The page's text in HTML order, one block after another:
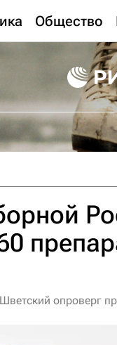
Общество
опроверг